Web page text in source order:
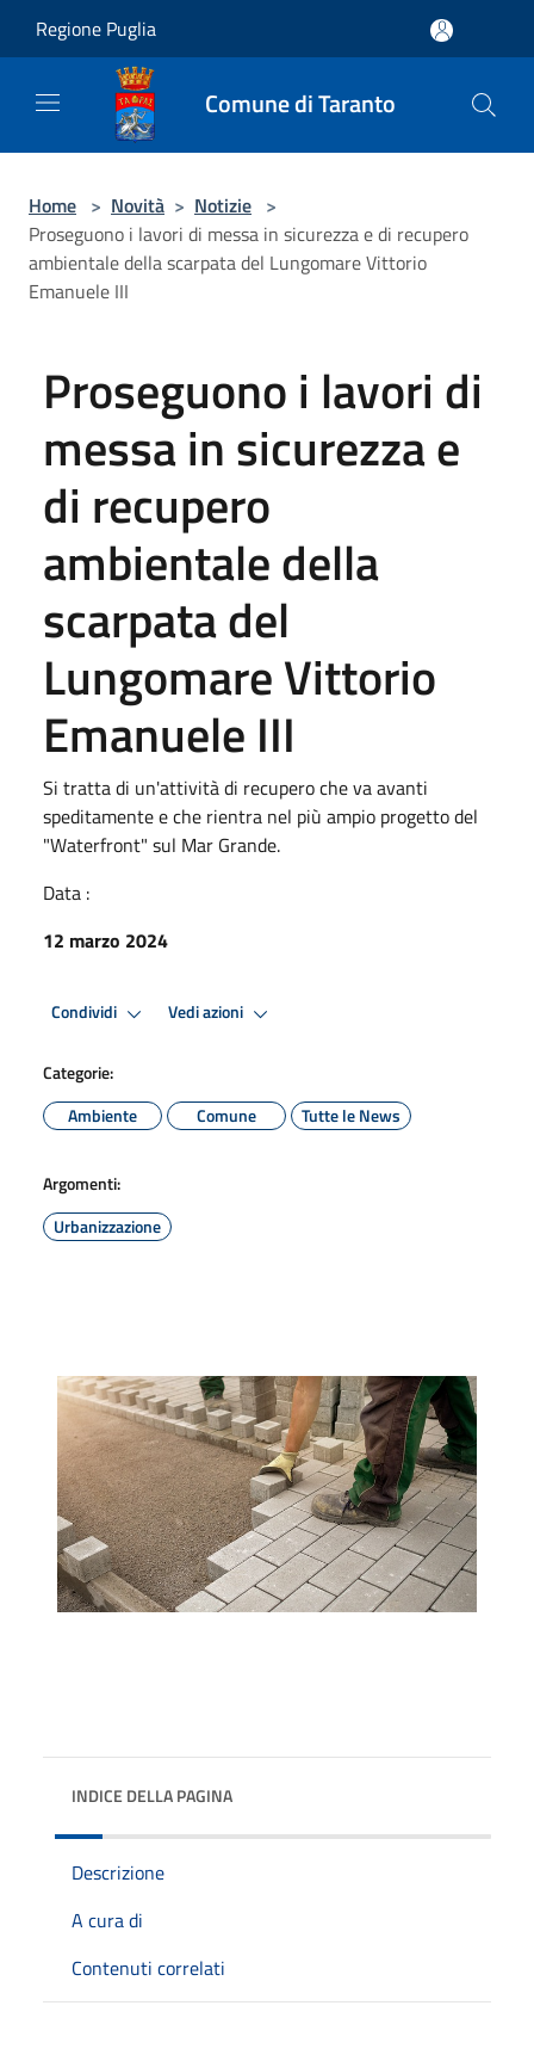
Regione Puglia
Comune di Taranto
Home > Novità > Notizie >
Proseguono i lavori di messa in sicurezza e di recupero
ambientale della scarpata del Lungomare Vittorio
Emanuele III
Proseguono i lavori di
messa in sicurezza e
di recupero
ambientale della
scarpata del
Lungomare Vittorio
Emanuele III
Si tratta di un'attività di recupero che va avanti
speditamente e che rientra nel più ampio progetto del
"Waterfront" sul Mar Grande.
Data :
12 marzo 2024
Condividi Vedi azioni
Categorie:
Ambiente
Comune Tutte le News
Argomenti:
Urbanizzazione
INDICE DELLA PAGINA
Descrizione
A cura di
Contenuti correlati